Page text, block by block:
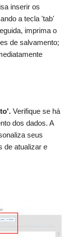
inserir os
a tecla 'tab'
imprima o
de salvamento;
Verifique se há
dos dados. A
seus
de atualizar e